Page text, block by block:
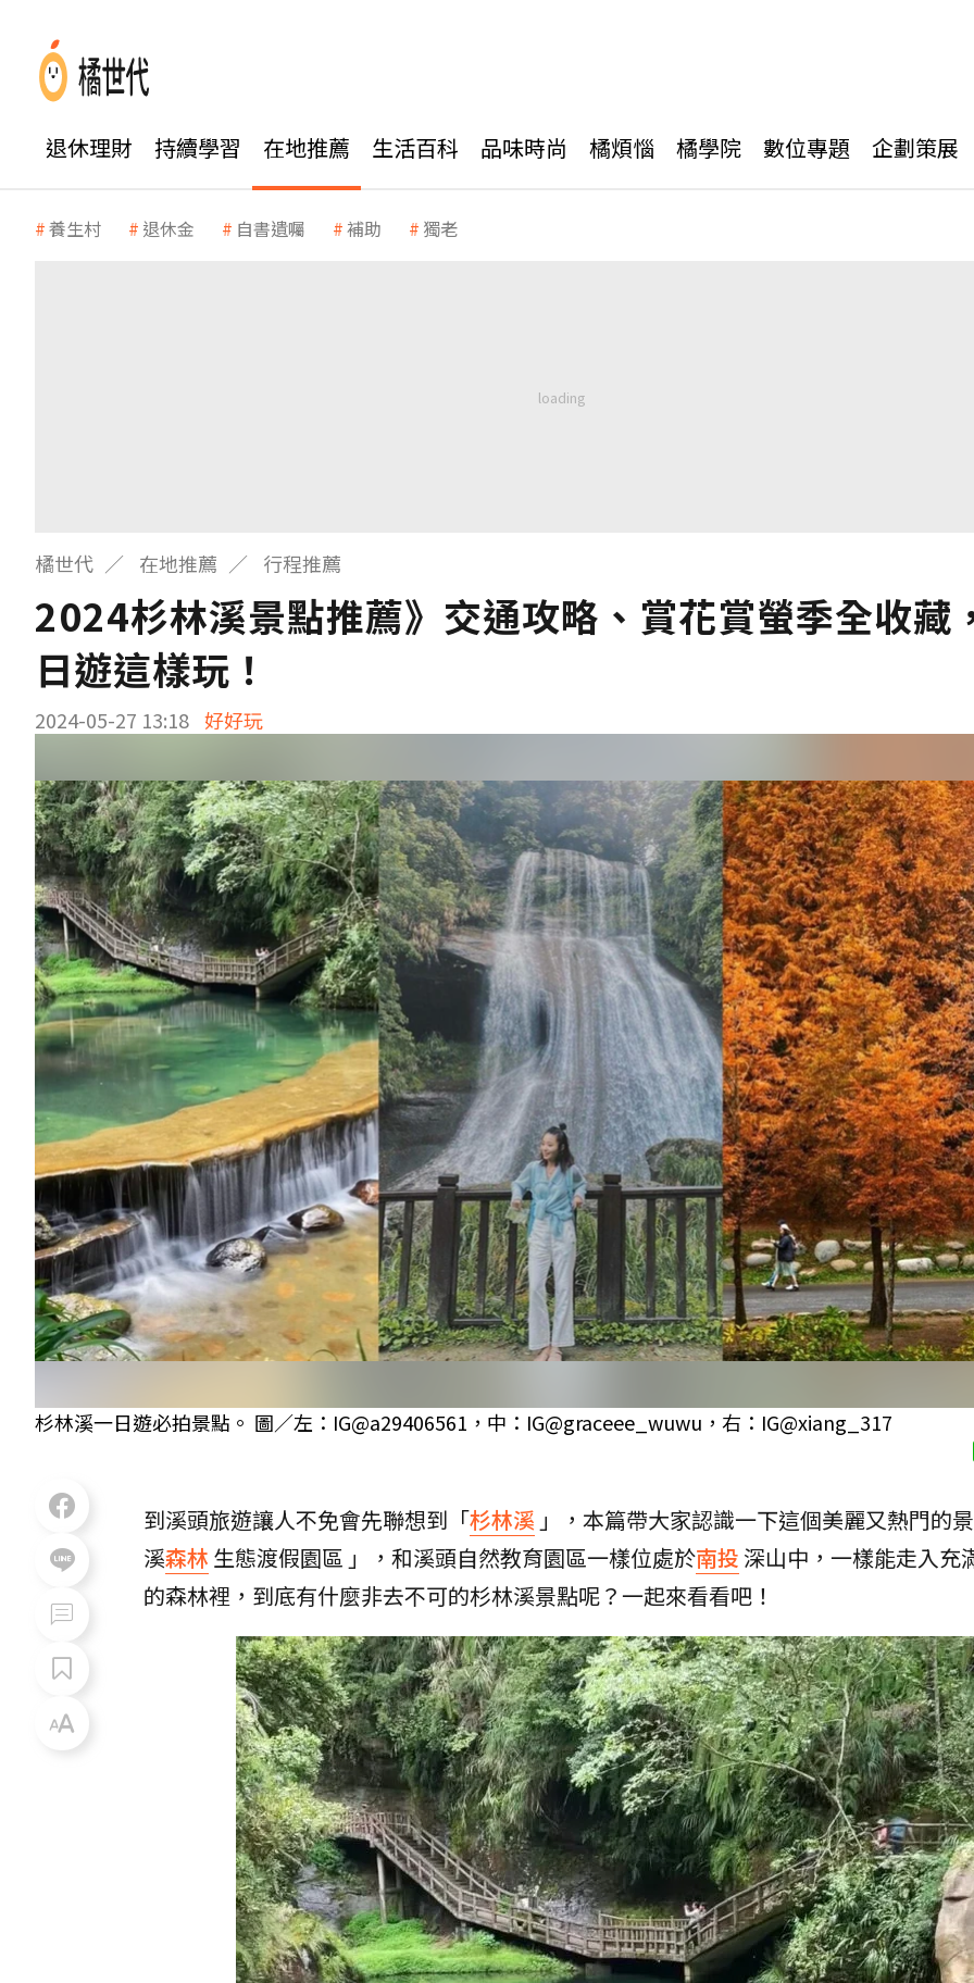
退休理財 持續學習 在地推薦 生活百科 品味時尚 橘煩惱 橘學院 數位專題 企劃策展
養生村 退休金 自書遺囑 補助 獨老
橘世代 在地推薦 行程推薦
2024杉林溪景點推薦》交通攻略、賞花賞螢季全收藏
日遊這樣玩！
2024-05-27 13:18 好好玩
杉林溪一日遊必拍景點。 圖／左：IG@a29406561，中：IG@graceee_wuwu，右：IG@xiang_317
到溪頭旅遊讓人不免會先聯想到「杉林溪 」，本篇帶大家認識一下這個美麗又熱門的
溪森林 生態渡假園區 」，和溪頭自然教育園區一樣位處於南投 深山中，一樣能走入充
的森林裡，到底有什麼非去不可的杉林溪景點呢？一起來看看吧！